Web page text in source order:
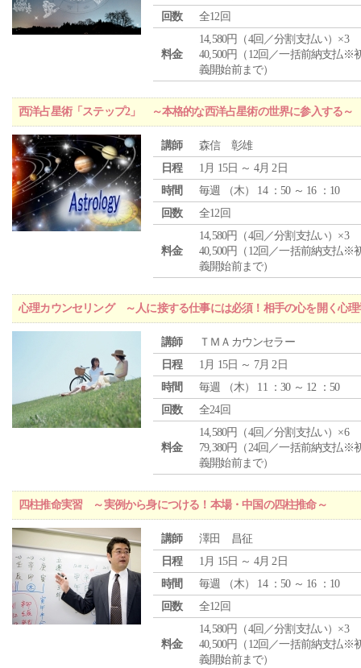
回数
全12回
料金
14,580円（4回／分割支払い）×3
40,500円（12回／一括前納支払※
義開始前まで）
西洋占星術「ステップ2」 ～本格的な西洋占星術の世界に参入する～
講師
森信 彰雄
日程
1月 15日 ～ 4月 2日
時間
毎週 （木） 14 ：50 ～ 16 ：10
回数
全12回
料金
14,580円（4回／分割支払い）×3
40,500円（12回／一括前納支払※
義開始前まで）
心理カウンセリング ～人に接する仕事には必須！相手の心を開く心理
講師
ＴＭＡカウンセラー
日程
1月 15日 ～ 7月 2日
時間
毎週 （木） 11 ：30 ～ 12 ：50
回数
全24回
料金
14,580円（4回／分割支払い）×6
79,380円（24回／一括前納支払※
義開始前まで）
四柱推命実習 ～実例から身につける！本場・中国の四柱推命～
講師
澤田 昌征
日程
1月 15日 ～ 4月 2日
時間
毎週 （木） 14 ：50 ～ 16 ：10
回数
全12回
料金
14,580円（4回／分割支払い）×3
40,500円（12回／一括前納支払※
義開始前まで）